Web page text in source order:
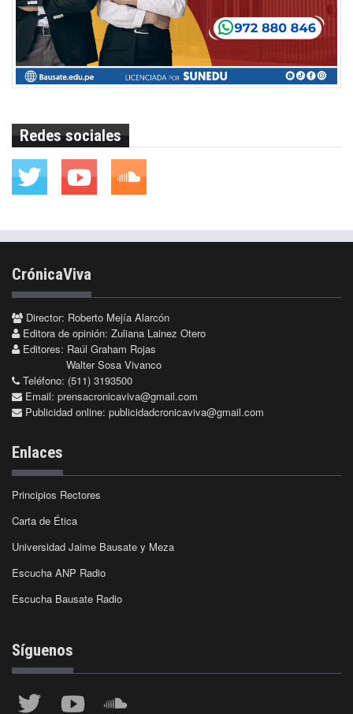
Redes sociales
CrónicaViva
Director: Roberto Mejía Alarcón
Editora de opinión: Zuliana Lainez Otero
Editores: Raúl Graham Rojas
Walter Sosa Vivanco
Teléfono: (511) 3193500
Email: prensacronicaviva@gmail.com
Publicidad online: publicidadcronicaviva@gmail.com
Enlaces
Principios Rectores
Carta de Ética
Universidad Jaime Bausate y Meza
Escucha ANP Radio
Escucha Bausate Radio
Síguenos